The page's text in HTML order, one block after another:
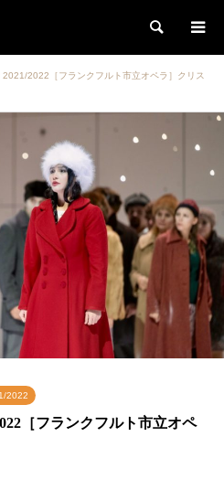
検索
2021/2022［フランクフルト市立オペラ］クリス
2022
［フランクフルト市立オペ